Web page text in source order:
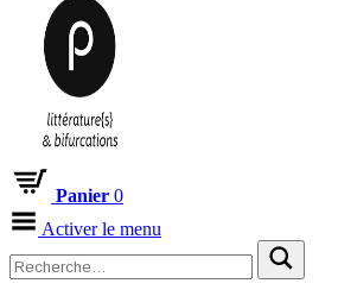
Panier 0
Activer le menu